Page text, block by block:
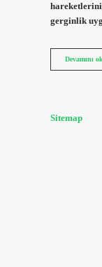
gerginlik
Devamını
Sitemap